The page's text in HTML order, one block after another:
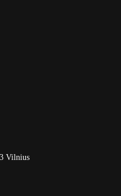
Vilnius